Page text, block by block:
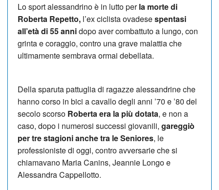
Lo sport alessandrino è in lutto perla morte di
Roberta Repetto, l’ex ciclista ovadesespentasi
all’età di 55 annidopo aver combattuto a lungo, con
grinta e coraggio, contro una grave malattia che
ultimamente sembrava ormai debellata.
Della sparuta pattuglia di ragazze alessandrine che
hanno corso in bici a cavallo degli anni ’70 e ’80 del
secolo scorso Roberta era la più dotata, e non a
caso, dopo i numerosi successi giovanili, gareggiò
per tre stagioni anche tra le Seniores, le
professioniste di oggi, contro avversarie che si
chiamavano Maria Canins, Jeannie Longo e
Alessandra Cappellotto.